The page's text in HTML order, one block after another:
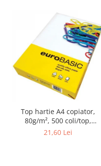
Top hartie A4 copiator,
80g/m², 500 coli/top,
euroBASIC
21,60 Lei